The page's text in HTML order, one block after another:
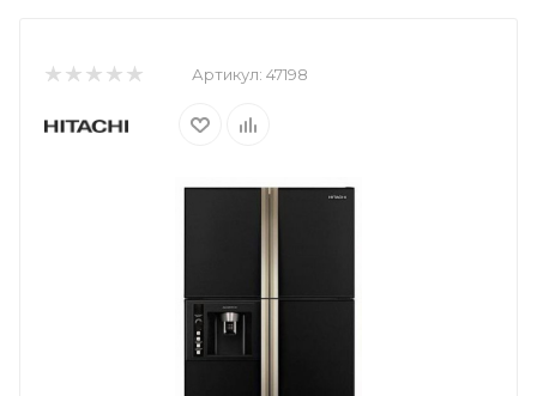
Артикул: 47198